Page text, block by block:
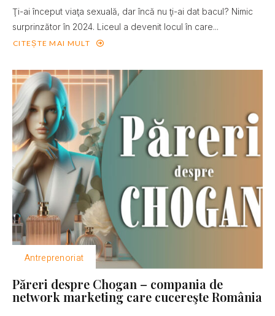
Ţi-ai început viaţa sexuală, dar încă nu ţi-ai dat bacul? Nimic
surprinzător în 2024. Liceul a devenit locul în care...
CITEȘTE MAI MULT
Antreprenoriat
Păreri despre Chogan – compania de
network marketing care cucereşte România